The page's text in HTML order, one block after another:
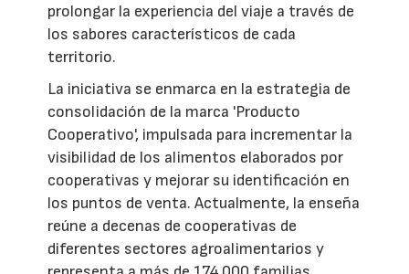
prolongar la experiencia del viaje a través de
los sabores característicos de cada
territorio.
La iniciativa se enmarca en la estrategia de
consolidación de la marca 'Producto
Cooperativo', impulsada para incrementar la
visibilidad de los alimentos elaborados por
cooperativas y mejorar su identificación en
los puntos de venta. Actualmente, la enseña
reúne a decenas de cooperativas de
diferentes sectores agroalimentarios y